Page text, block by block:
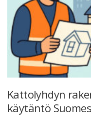
Kattolyhdyn
käytäntö